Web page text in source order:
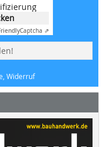
Captcha ⇗
Widerruf